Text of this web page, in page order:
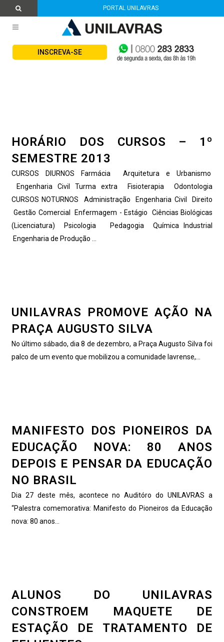
PORTAL UNILAVRAS
INSCREVA-SE
HORÁRIO DOS CURSOS – 1º
SEMESTRE 2013
CURSOS DIURNOS Farmácia Arquitetura e Urbanismo
Engenharia Civil Turma extra Fisioterapia Odontologia
CURSOS NOTURNOS Administração Engenharia Civil Direito
Gestão Comercial Enfermagem - Estágio Ciências Biológicas
(Licenciatura) Psicologia Pedagogia Química Industrial
Engenharia de Produção ...
UNILAVRAS PROMOVE AÇÃO NA
PRAÇA AUGUSTO SILVA
No último sábado, dia 8 de dezembro, a Praça Augusto Silva foi
palco de um evento que mobilizou a comunidade lavrense,...
MANIFESTO DOS PIONEIROS DA
EDUCAÇÃO NOVA: 80 ANOS
DEPOIS E PENSAR DA EDUCAÇÃO
NO BRASIL
Dia 27 deste mês, acontece no Auditóro do UNILAVRAS a
“Palestra comemorativa: Manifesto do Pioneiros da Educação
nova: 80 anos...
ALUNOS DO UNILAVRAS
CONSTROEM MAQUETE DE
ESTAÇÃO DE TRATAMENTO DE